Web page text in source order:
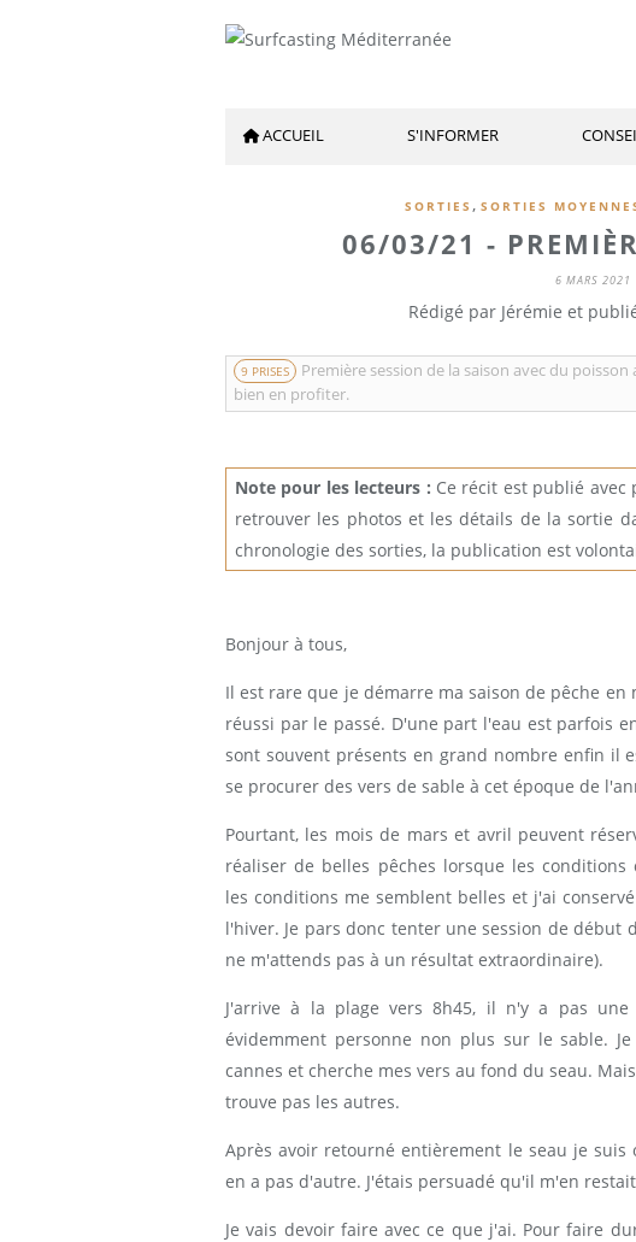
ACCUEIL S'INFORMER
SORTIES , SORTIES
06/03/21 -
6 MARS 2021
Rédigé par Jérémie et
9 PRISES
Première session de la saison avec du
bien en profiter.
Note pour les lecteurs : Ce récit est publié
retrouver les photos et les détails de la sortie
chronologie des sorties, la publication est
Bonjour à tous,
Il est rare que je démarre ma saison de pêche
réussi par le passé. D'une part l'eau est parfois
sont souvent présents en grand nombre enfin il
se procurer des vers de sable à cet époque de
Pourtant, les mois de mars et avril peuvent
réaliser de belles pêches lorsque les conditions
les conditions me semblent belles et j'ai
l'hiver. Je pars donc tenter une session de début
ne m'attends pas à un résultat extraordinaire).
J'arrive à la plage vers 8h45, il n'y a pas
évidemment personne non plus sur le sable.
cannes et cherche mes vers au fond du seau.
trouve pas les autres.
Après avoir retourné entièrement le seau je
en a pas d'autre. J'étais persuadé qu'il m'en
Je vais devoir faire avec ce que j'ai. Pour faire